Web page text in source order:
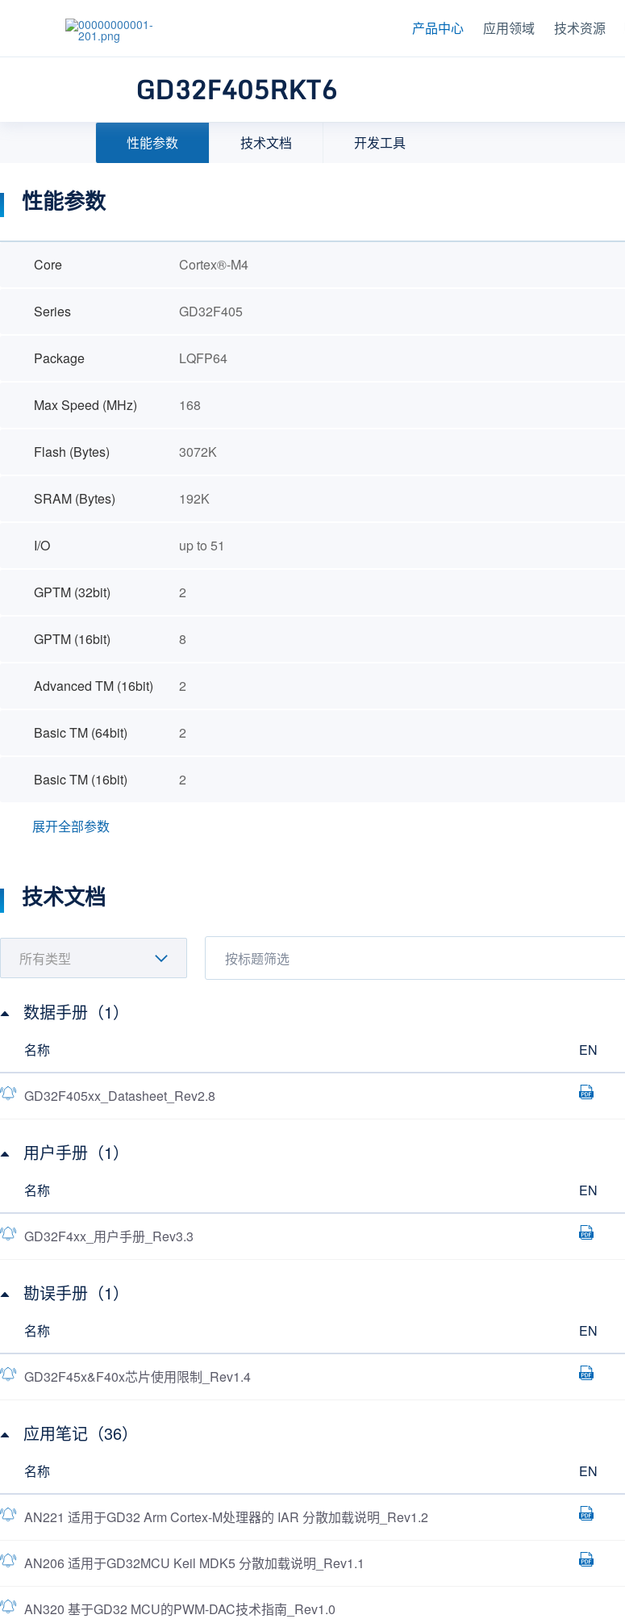
产品中心 应用领域 技术资源
GD32F405RKT6
性能参数 技术文档 开发工具
首页 >产品中心 >32位微控制器(MCU) >MCU选择器
性能参数
Core Cortex®-M4
Series GD32F405
Package LQFP64
Max Speed (MHz) 168
Flash (Bytes) 3072K
SRAM (Bytes) 192K
I/O up to 51
GPTM (32bit) 2
GPTM (16bit) 8
Advanced TM (16bit) 2
Basic TM (64bit) 2
Basic TM (16bit) 2
展开全部参数
技术文档
数据手册（1）
名称 EN
GD32F405xx_Datasheet_Rev2.8
用户手册（1）
名称 EN
GD32F4xx_用户手册_Rev3.3
勘误手册（1）
名称 EN
GD32F45x&F40x芯片使用限制_Rev1.4
应用笔记（36）
名称 EN
AN221 适用于GD32 Arm Cortex-M处理器的 IAR 分散加载说明_Rev1.2
AN206 适用于GD32MCU Keil MDK5 分散加载说明_Rev1.1
AN320 基于GD32 MCU的PWM-DAC技术指南_Rev1.0